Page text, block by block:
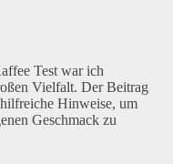
Test war ich
Vielfalt. Der Beitrag
Hinweise, um
Geschmack zu